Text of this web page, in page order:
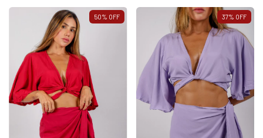
50% OFF 37% OFF